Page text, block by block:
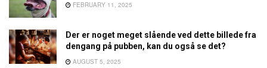
FEBRUARY 11, 2025
Der er noget meget slående ved dette billede fra
dengang på pubben, kan du også se det?
AUGUST 5, 2025